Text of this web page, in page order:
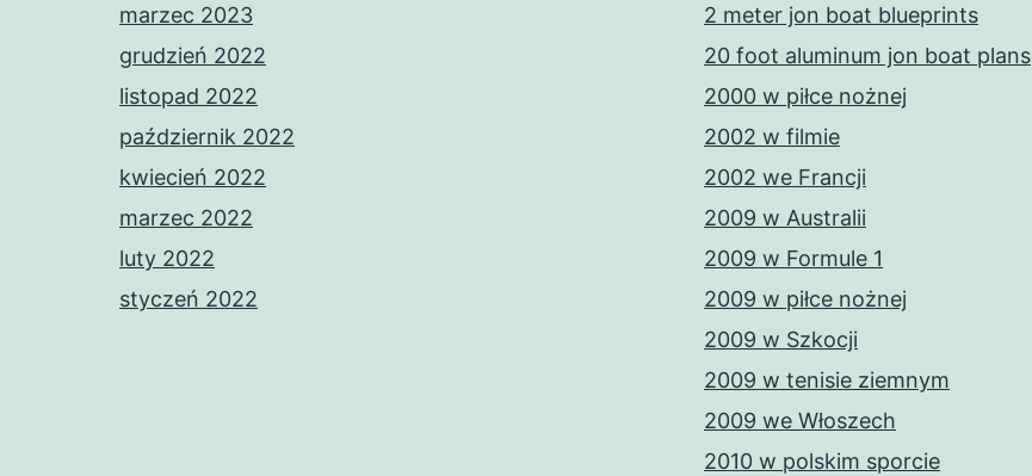
marzec 2023
grudzień 2022
listopad 2022
październik 2022
kwiecień 2022
marzec 2022
luty 2022
styczeń 2022
2 meter jon boat blueprints
20 foot aluminum jon boat plans
2000 w piłce nożnej
2002 w filmie
2002 we Francji
2009 w Australii
2009 w Formule 1
2009 w piłce nożnej
2009 w Szkocji
2009 w tenisie ziemnym
2009 we Włoszech
2010 w polskim sporcie